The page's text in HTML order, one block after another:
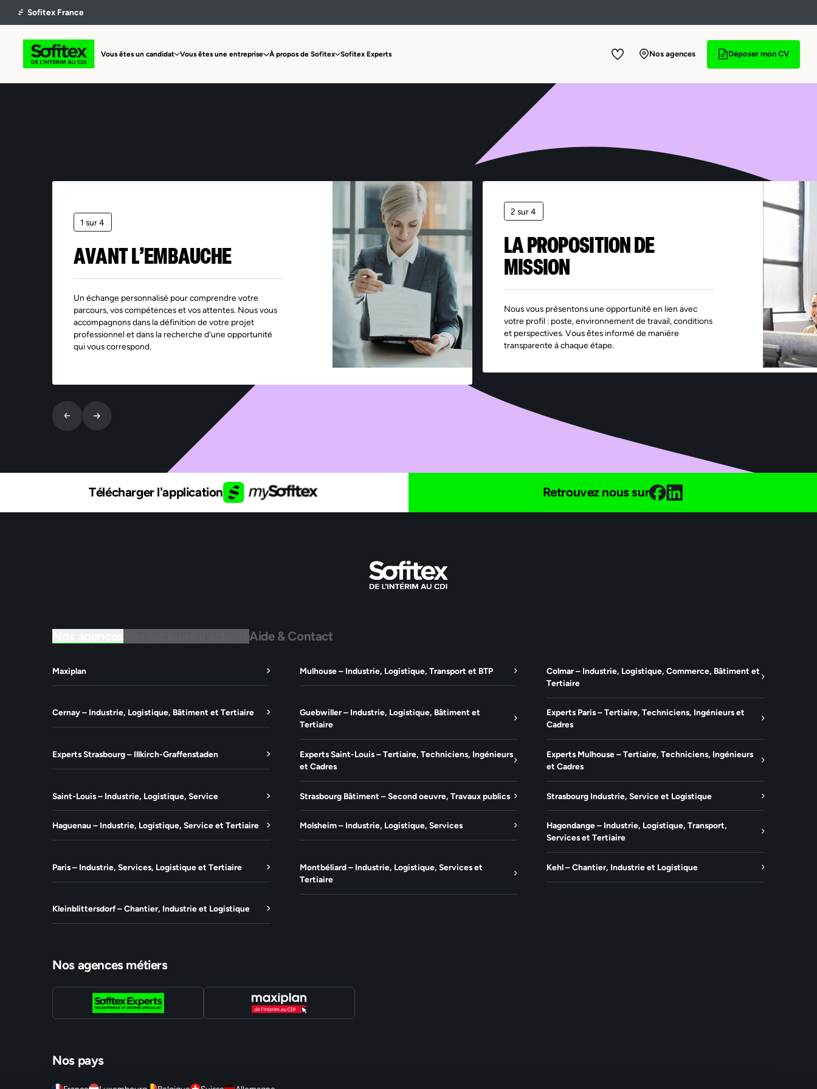
Vous êtes un candidat Vous êtes une entreprise À propos de Sofitex Sofitex Experts Nos agences Déposer mon CV
Offre non trouvée
1 sur 4
AVANT L’EMBAUCHE
Un échange personnalisé pour comprendre votre
parcours, vos compétences et vos attentes. Nous vous
accompagnons dans la définition de votre projet
professionnel et dans la recherche d’une opportunité
qui vous correspond.
2 sur 4
LA PROPOSITION DE
MISSION
Nous vous présentons une opportunité en lien avec
votre profil : poste, environnement de travail, conditions
et perspectives. Vous êtes informé de manière
transparente à chaque étape.
Télécharger l'application Retrouvez nous sur
Nos secteurs d'activitéAide & Contact
Maxiplan Mulhouse – Industrie, Logistique, Transport et BTP
Colmar – Industrie, Logistique, Commerce, Bâtiment et
Tertiaire
Cernay – Industrie, Logistique, Bâtiment et Tertiaire
Guebwiller – Industrie, Logistique, Bâtiment et
Tertiaire
Experts Paris – Tertiaire, Techniciens, Ingénieurs et
Cadres
Experts Strasbourg – Illkirch-Graffenstaden
Experts Saint-Louis – Tertiaire, Techniciens, Ingénieurs
et Cadres
Experts Mulhouse – Tertiaire, Techniciens, Ingénieurs
et Cadres
Saint-Louis – Industrie, Logistique, Service Strasbourg Bâtiment – Second oeuvre, Travaux publics Strasbourg Industrie, Service et Logistique
Haguenau – Industrie, Logistique, Service et Tertiaire Molsheim – Industrie, Logistique, Services
Hagondange – Industrie, Logistique, Transport,
Services et Tertiaire
Paris – Industrie, Services, Logistique et Tertiaire
Montbéliard – Industrie, Logistique, Services et
Tertiaire
Kehl – Chantier, Industrie et Logistique
Kleinblittersdorf – Chantier, Industrie et Logistique
Nos agences métiers
Nos pays